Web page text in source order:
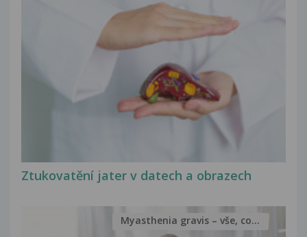
Ztukovatění jater v datech a obrazech
Myasthenia gravis – vše, co...